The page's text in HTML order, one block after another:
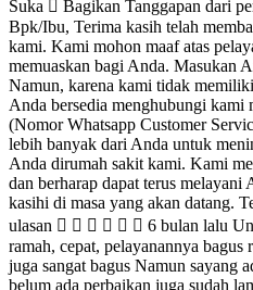
rvice kami). Kami ingin mendengar lebih banyak dari Anda untuk meningkatkan perjalanan kesehatan Anda dirumah sakit kami. Kami mengapresiasi kepercayaan Anda dan berharap dapat terus melayani Anda dan orang yang Anda kasihi di masa yang akan datang. Terima kasih. Indra Septiansyah 3 ulasan       6 bulan lalu Untuk dokter dan perawat sangat ramah, cepat, pelayanannya bagus responsif juga. Untuk fasilitas juga sangat bagus Namun sayang administrasi nya sangat lama. Ini belum ada perbaikan juga sudah lama, sepertinya memang CSnya ga FU ke atasannya atau manajemen nya ga peduli soal pelayanan administrasinya.  Suka  Bagikan Tanggapan dari pemilik 5 bulan lalu Kepada Bpk/Ibu, Terima kasih telah membagikan pengalaman Anda dengan kami. Kami mohon maaf atas pelayanan kami yang tidak memuaskan bagi Anda. Masukan Anda sangatlah berarti bagi kami. Namun, karena kami tidak memiliki